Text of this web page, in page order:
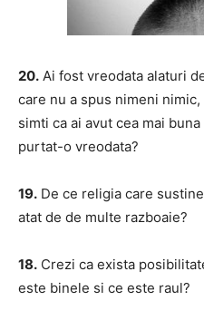
20. Ai fost vreodata alaturi
care nu a spus nimeni
simti ca ai avut cea mai
purtat-o vreodata?
19. De ce religia care
atat de de multe razboaie?
18. Crezi ca exista
este binele si ce este raul?